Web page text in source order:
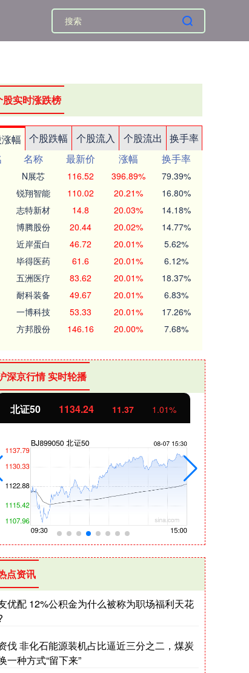
股实时涨跌榜
幅 个股跌幅 个股流入 个股流出
换手率
名称 最新价 涨幅
换手率
N展芯 116.52 396.89% 79.39%
锐翔智能 110.02 20.21% 16.80%
志特新材 14.8 20.03% 14.18%
博腾股份 20.44 20.02% 14.77%
近岸蛋白 46.72 20.01% 5.62%
毕得医药 61.6 20.01% 6.12%
五洲医疗 83.62 20.01% 18.37%
耐科装备 49.67 20.01% 6.83%
一博科技 53.33 20.01% 17.26%
方邦股份 146.16 20.00% 7.68%
深京行情 实时轮播
北证50 1134.24 11.37 1.01%
点资讯
优配 12%公积金为什么被称为职场福利天花
伐 非化石能源装机占比逼近三分之二，煤炭
一种方式“留下来”